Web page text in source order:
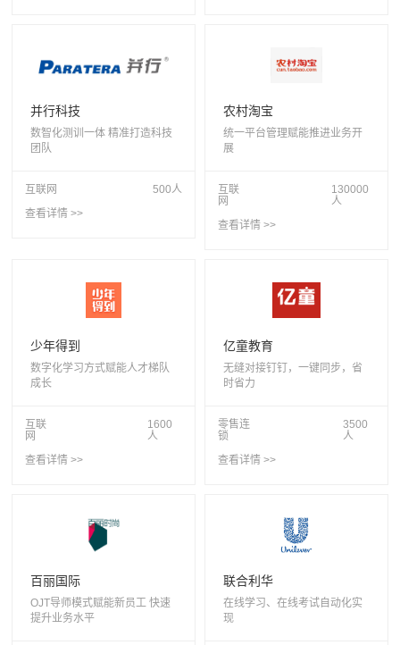
并行科技
数智化测训一体 精准打造科技
团队
互联网
500人
查看详情 >>
农村淘宝
统一平台管理赋能推进业务开
展
互联
网
130000
人
查看详情 >>
少年得到
数字化学习方式赋能人才梯队
成长
互联
网
1600
人
查看详情 >>
亿童教育
无缝对接钉钉，一键同步，省
时省力
零售连
锁
3500
人
查看详情 >>
百丽国际
OJT导师模式赋能新员工 快速
提升业务水平
联合利华
在线学习、在线考试自动化实
现